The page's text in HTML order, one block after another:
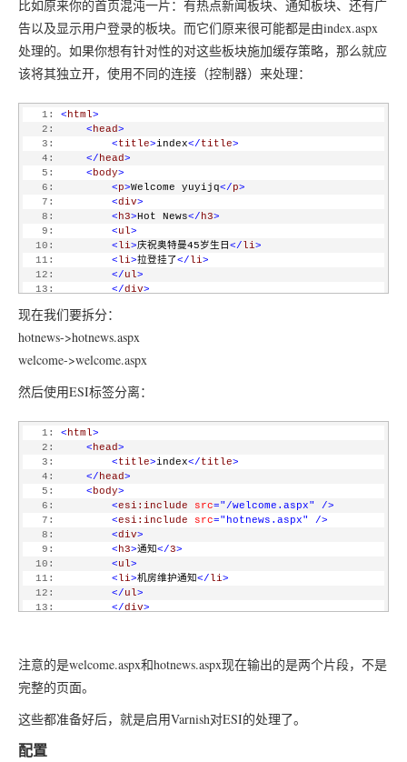
比如原来你的首页混沌一片：有热点新闻板块、通知板块、还有广
告以及显示用户登录的板块。而它们原来很可能都是由index.aspx
处理的。如果你想有针对性的对这些板块施加缓存策略，那么就应
该将其独立开，使用不同的连接（控制器）来处理：
   1:
< html>
   2:
< head>
   3:
<title>index</title>
   4:
</ head>
   5:
< body>
   6:
<p>Welcome yuyijq</p>
   7:
<div>
   8:
< h3> Hot News</ h3>
   9:
<ul>
  10:
< li>庆祝奥特曼45岁生日 </ li>
  11:
< li>拉登挂了</ li>
  12:
</ul>
  13:
</div>
  15:
  16:
li
  18:
</ul>
  20:
</body>
现在我们要拆分：
hotnews->hotnews.aspx
welcome->welcome.aspx
然后使用ESI标签分离：
   1:
< html>
   2:
< head>
   3:
<title>index</title>
   4:
</ head>
   5:
< body>
   6:
<esi:include src="/welcome.aspx"
/>
   7:
<esi:include src="hotnews.aspx"
/>
   8:
<div>
   9:
< h3>通知</3>
  10:
<ul>
  11:
< li>机房维护通知</ li>
  12:
</ul>
  13:
</div>
注意的是welcome.aspx和hotnews.aspx现在输出的是两个片段，不是
完整的页面。
这些都准备好后，就是启用Varnish对ESI的处理了。
配置